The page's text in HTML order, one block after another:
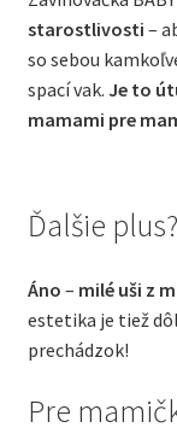
starostlivosti –
so sebou
spací vak. Je to
mamami pre
Ďalšie plus?
Áno – milé uši z
estetika je tiež
prechádzok!
Pre